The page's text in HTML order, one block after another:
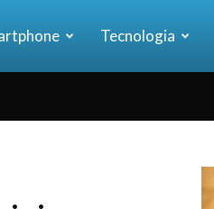
Tecnologia